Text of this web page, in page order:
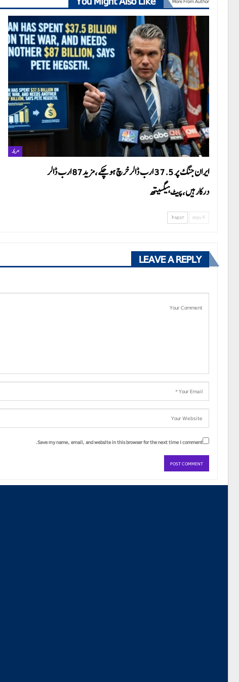
امریکہ
ایران جنگ پر 37.5 ارب ڈالر خرچ ہوچکے،مزید87 ارب ڈالر
درکارہیں،پیٹ ہیگسیتھ
NEXT
LEAVE A REPLY
Save my name, email, and website in this browser for the next time I comment.